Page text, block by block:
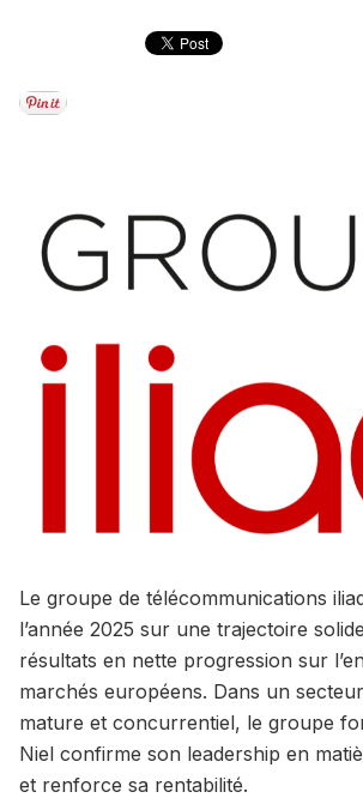
Le groupe de télécommunications iliad démarre
l’année 2025 sur une trajectoire
résultats en nette progression sur
marchés européens. Dans un
mature et concurrentiel, le groupe
Niel confirme son leadership en
et renforce sa rentabilité.